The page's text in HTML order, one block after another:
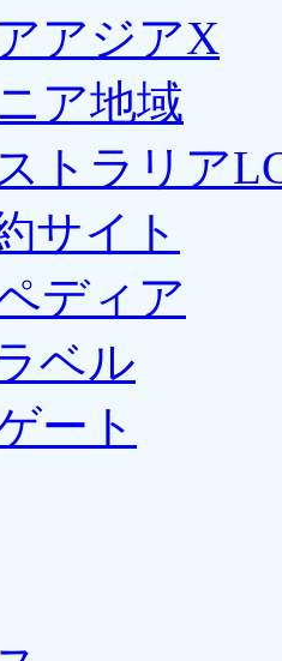
アジアX
ア地域
トラリア
サイト
ディア
ベル
ート